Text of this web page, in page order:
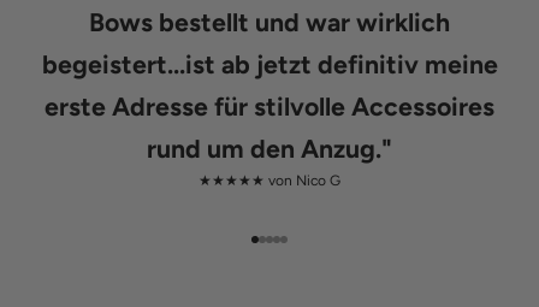
Bows bestellt und war wirklich
begeistert...ist ab jetzt definitiv meine
erste Adresse für stilvolle Accessoires
rund um den Anzug."
★★★★★ von Nico G
Gehe zu Element 1
Gehe zu Element 2
Gehe zu Element 3
Gehe zu Element 4
Gehe zu Element 5